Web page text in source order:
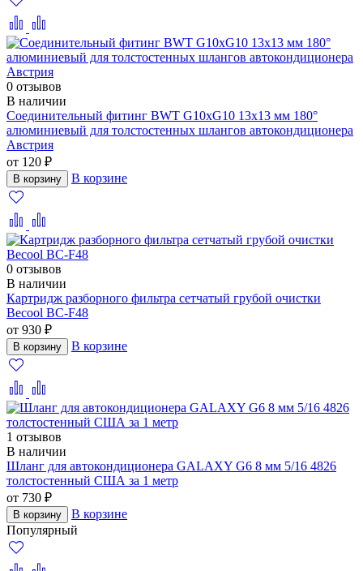
0 отзывов
В наличии
Соединительный фитинг BWT G10xG10 13x13 мм 180°
алюминиевый для толстостенных шлангов автокондиционера
Австрия
от 120 ₽
В корзину В корзине
0 отзывов
В наличии
Картридж разборного фильтра сетчатый грубой очистки
Becool BC-F48
от 930 ₽
В корзину В корзине
1 отзывов
В наличии
Шланг для автокондиционера GALAXY G6 8 мм 5/16 4826
толстостенный США за 1 метр
от 730 ₽
В корзину
В корзине
Популярный